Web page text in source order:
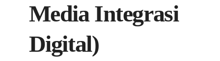
Media Integrasi
Digital)